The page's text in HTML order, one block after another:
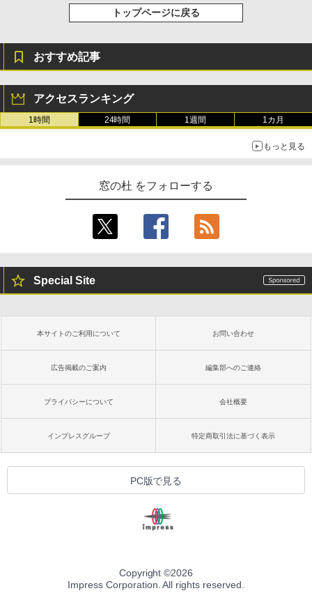
トップページに戻る
おすすめ記事
アクセスランキング
1時間 24時間 1週間 1カ月
もっと見る
窓の杜 をフォローする
Special Site
本サイトのご利用について お問い合わせ
広告掲載のご案内 編集部へのご連絡
プライバシーについて 会社概要
インプレスグループ 特定商取引法に基づく表示
PC版で見る
Copyright ©2026
Impress Corporation. All rights reserved.